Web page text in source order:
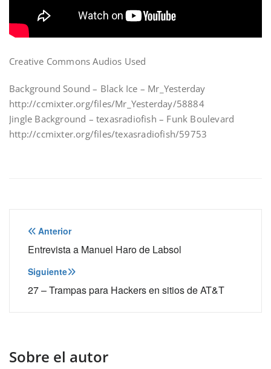
Creative Commons Audios Used
Background Sound – Black Ice – Mr_Yesterday
http://ccmixter.org/files/Mr_Yesterday/58884
Jingle Background – texasradiofish – Funk Boulevard
http://ccmixter.org/files/texasradiofish/59753
Navegación
de
entradas
Anterior
Entrevista a Manuel Haro de Labsol
Siguiente
27 – Trampas para Hackers en sitios de AT&T
Sobre el autor